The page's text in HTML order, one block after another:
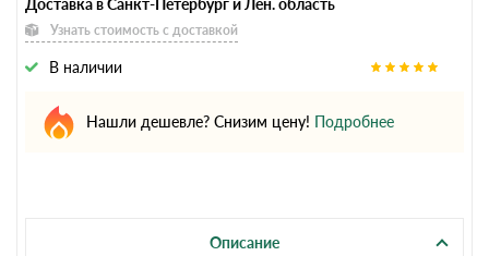
Узнать стоимость с доставкой
В наличии
Нашли дешевле? Снизим цену! Подробнее
Описание